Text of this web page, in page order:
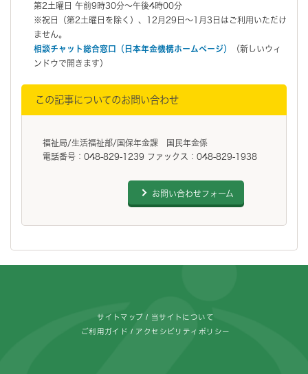
第2土曜日 午前9時30分～午後4時00分
※祝日（第2土曜日を除く）、12月29日～1月3日はご利用いただけ
ません。
相談チャット総合窓口（ 日本年金機構ホームページ）
（新しいウィ
ンドウで開きます）
この記事についてのお問い合わせ
福祉局/生活福祉部/国保年金課 国民年金係
電話番号：048-829-1239 ファックス：048-829-1938
お問い合わせフォーム
サイトマップ 当サイトについて
ご利用ガイド アクセシビリティポリシー